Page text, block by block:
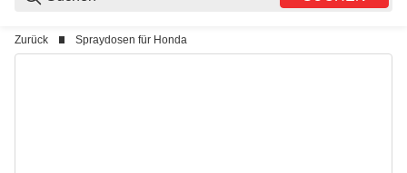
Zurück Spraydosen für Honda